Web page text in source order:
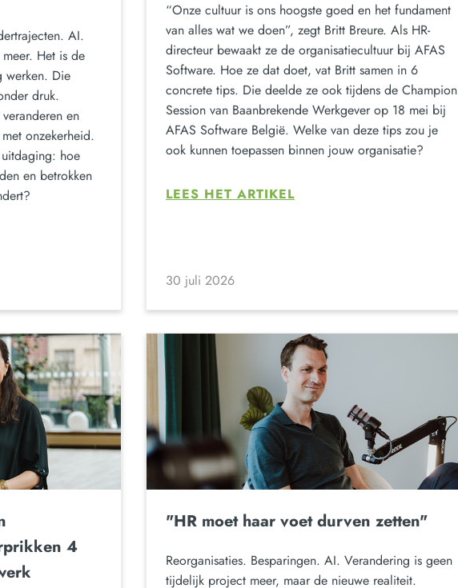
AI.
Het is de
werken. Die
druk.
en
onzekerheid.
hoe
en betrokken
“Onze cultuur is ons hoogste goed en het fundament
van alles wat we doen”, zegt Britt Breure. Als HR-
directeur bewaakt ze de organisatiecultuur bij AFAS
Software. Hoe ze dat doet, vat Britt samen in 6
concrete tips. Die deelde ze ook tijdens de Champion
Session van Baanbrekende Werkgever op 18 mei bij
AFAS Software België. Welke van deze tips zou je
ook kunnen toepassen binnen jouw organisatie?
LEES HET ARTIKEL
30 juli 2026
4
"HR moet haar voet durven zetten"
Reorganisaties. Besparingen. AI. Verandering is geen
tijdelijk project meer, maar de nieuwe realiteit.